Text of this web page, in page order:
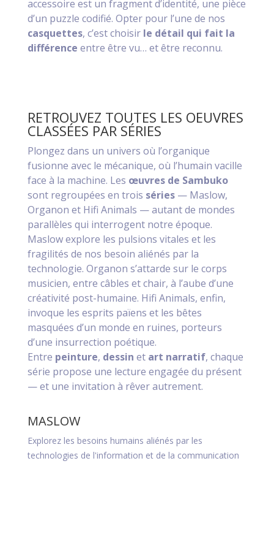
accessoire est un fragment d’identité, une pièce
d’un puzzle codifié. Opter pour l’une de nos
casquettes, c’est choisir le détail qui fait la
différence entre être vu… et être reconnu.
RETROUVEZ TOUTES LES OEUVRES
CLASSÉES PAR SÉRIES
Plongez dans un univers où l’organique
fusionne avec le mécanique, où l’humain vacille
face à la machine. Les œuvres de Sambuko
sont regroupées en trois séries— Maslow,
Organon et Hifi Animals — autant de mondes
parallèles qui interrogent notre époque.
Maslow explore les pulsions vitales et les
fragilités de nos besoin aliénés par la
technologie. Organon s’attarde sur le corps
musicien, entre câbles et chair, à l’aube d’une
créativité post-humaine. Hifi Animals, enfin,
invoque les esprits païens et les bêtes
masquées d’un monde en ruines, porteurs
d’une insurrection poétique.
Entre peinture, dessin et art narratif, chaque
série propose une lecture engagée du présent
— et une invitation à rêver autrement.
MASLOW
Explorez les besoins humains aliénés par les
technologies de l'information et de la communication